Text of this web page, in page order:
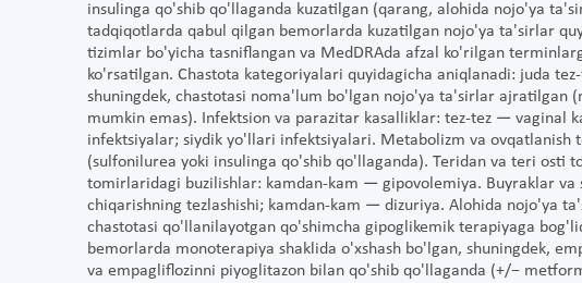
insulinga qo'shib qo'llaganda kuzatilgan (qarang, alohida nojo'ya
tadqiqotlarda qabul qilgan bemorlarda kuzatilgan nojo'ya ta'sirlar
tizimlar bo'yicha tasniflangan va MedDRAda afzal ko'rilgan
ko'rsatilgan. Chastota kategoriyalari quyidagicha aniqlanadi: juda
shuningdek, chastotasi noma'lum bo'lgan nojo'ya ta'sirlar ajratilgan
mumkin emas). Infektsion va parazitar kasalliklar: tez-tez — vaginal
infektsiyalar; siydik yo'llari infektsiyalari. Metabolizm va ovqatlanish
(sulfonilurea yoki insulinga qo'shib qo'llaganda). Teridan va teri osti
tomirlaridagi buzilishlar: kamdan-kam — gipovolemiya. Buyraklar
chiqarishning tezlashishi; kamdan-kam — dizuriya. Alohida nojo'ya
chastotasi qo'llanilayotgan qo'shimcha gipoglikemik terapiyaga
bemorlarda monoterapiya shaklida o'xshash bo'lgan, shuningdek,
va empagliflozinni piyoglitazon bilan qo'shib qo'llaganda (+/−